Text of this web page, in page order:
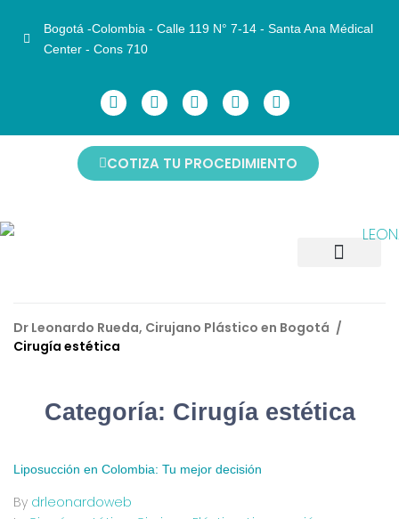
Bogotá -Colombia - Calle 119 N° 7-14 - Santa Ana Médical
Center - Cons 710
COTIZA TU PROCEDIMIENTO
Dr Leonardo Rueda, Cirujano Plástico en Bogotá /
Cirugía estética
Categoría: Cirugía estética
Liposucción en Colombia: Tu mejor decisión
By drleonardoweb